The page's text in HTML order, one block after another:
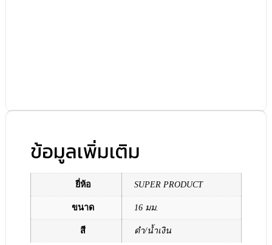
ข้อมูลเพิ่มเติม
ยี่ห้อ SUPER PRODUCT
ขนาด 16 มม.
สี ดำ/น้ำเงิน